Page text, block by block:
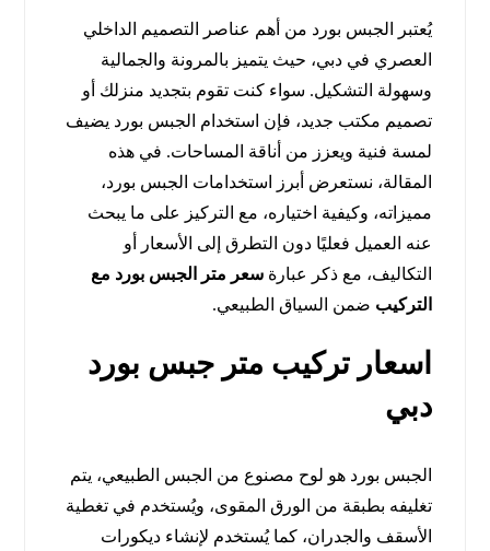
يُعتبر الجبس بورد من أهم عناصر التصميم الداخلي
العصري في دبي، حيث يتميز بالمرونة والجمالية
وسهولة التشكيل. سواء كنت تقوم بتجديد منزلك أو
تصميم مكتب جديد، فإن استخدام الجبس بورد يضيف
لمسة فنية ويعزز من أناقة المساحات. في هذه
المقالة، نستعرض أبرز استخدامات الجبس بورد،
مميزاته، وكيفية اختياره، مع التركيز على ما يبحث
عنه العميل فعليًا دون التطرق إلى الأسعار أو
التكاليف، مع ذكر عبارةسعر متر الجبس بورد مع
التركيب ضمن السياق الطبيعي.
اسعار تركيب متر جبس بورد
دبي
الجبس بورد هو لوح مصنوع من الجبس الطبيعي، يتم
تغليفه بطبقة من الورق المقوى، ويُستخدم في تغطية
الأسقف والجدران، كما يُستخدم لإنشاء ديكورات